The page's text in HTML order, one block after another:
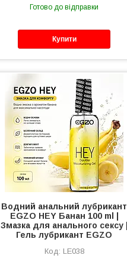
Готово до відправки
Купити
Водний анальний лубрикант
EGZO HEY Банан 100 ml |
Змазка для анального сексу |
Гель лубрикант EGZO
LE038